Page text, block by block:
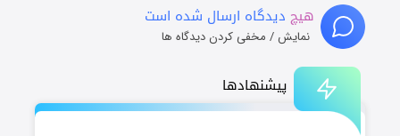
پیشنهادها
هیچ دیدگاه ارسال شده است
نمایش / مخفی کردن دیدگاه ها